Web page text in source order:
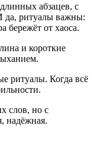
абзацев, с
да, ритуалы важны:
бережёт от хаоса.
и короткие
ритуалы. Когда всё
слов, но с
надёжная.